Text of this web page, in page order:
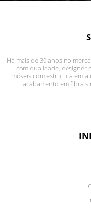
Há mais de 30 anos no
com qualidade, designer
móveis com estrutura em
acabamento em fibra